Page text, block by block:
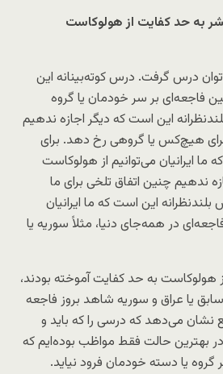
به حد کفایت از هولوکاست
درس گرفت. درس کوته‌بینانه این
فاجعه‌ای بر سر خودمان یا گروه
این است که دیگر اجازه ندهیم
هیچ‌کس یا گروهی رخ دهد. برای
ما ایرانیان می‌توانیم از هولوکاست
ندهیم چنین اتفاق تلخی برای ما
این است که ما ایرانیان
در همه‌جای دنیا، مثلاً سوریه یا
هولوکاست به حد کفایت آموخته بودند،
سابق یا عراق و سوریه شاهد بروز فاجعه
نشان می‌دهد که درسی را که باید و
در بهترین حالت فقط مواظب بوده‌ایم که
یا دسته خودمان فرود نیاید.